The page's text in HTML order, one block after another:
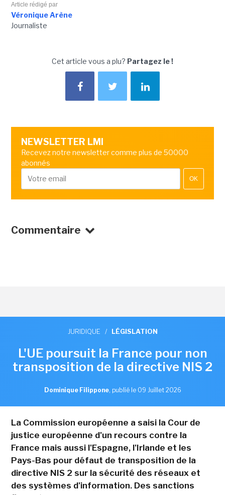
Article rédigé par
Véronique Arène
Journaliste
Cet article vous a plu? Partagez le !
NEWSLETTER LMI
Recevez notre newsletter comme plus de 50000
abonnés
OK
Commentaire
JURIDIQUE / LÉGISLATION
L'UE poursuit la France pour non
transposition de la directive NIS 2
Dominique Filippone, publié le 09 Juillet 2026
La Commission européenne a saisi la Cour de
justice européenne d'un recours contre la
France mais aussi l'Espagne, l'Irlande et les
Pays-Bas pour défaut de transposition de la
directive NIS 2 sur la sécurité des réseaux et
des systèmes d'information. Des sanctions